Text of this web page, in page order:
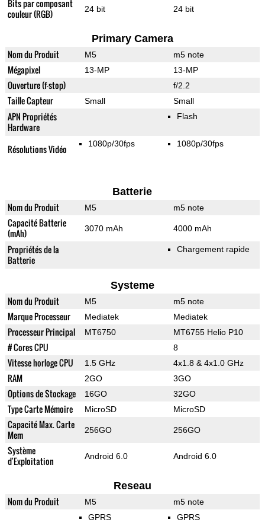
Bits par composant
couleur (RGB)
24 bit 24 bit
Primary Camera
Nom du Produit M5 m5 note
Mégapixel 13-MP 13-MP
Ouverture (f-stop) f/2.2
Taille Capteur Small Small
APN Propriétés
Hardware
Flash
Résolutions Vidéo 1080p/30fps 1080p/30fps
Batterie
Nom du Produit M5 m5 note
Capacité Batterie
(mAh)
3070 mAh 4000 mAh
Propriétés de la
Batterie
Chargement rapide
Systeme
Nom du Produit M5 m5 note
Marque Processeur Mediatek Mediatek
Processeur Principal MT6750 MT6755 Helio P10
# Cores CPU 8
Vitesse horloge CPU 1.5 GHz 4x1.8 & 4x1.0 GHz
RAM 2GO 3GO
Options de Stockage 16GO 32GO
Type Carte Mémoire MicroSD MicroSD
Capacité Max. Carte
Mem
256GO 256GO
Système
d'Exploitation
Android 6.0 Android 6.0
Reseau
Nom du Produit M5 m5 note
GPRS GPRS